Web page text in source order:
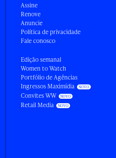
Assine
Renove
Anuncie
Política de privacidade
Fale conosco
Edição semanal
Women to Watch
Portfólio de Agências
Ingressos Maximídia
Convites WW
Retail Media